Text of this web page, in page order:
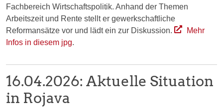
Fachbereich Wirtschaftspolitik. Anhand der Themen
Arbeitszeit und Rente stellt er gewerkschaftliche
Reformansätze vor und lädt ein zur Diskussion.
Mehr
Infos in diesem jpg.
16.04.2026: Aktuelle Situation
in Rojava